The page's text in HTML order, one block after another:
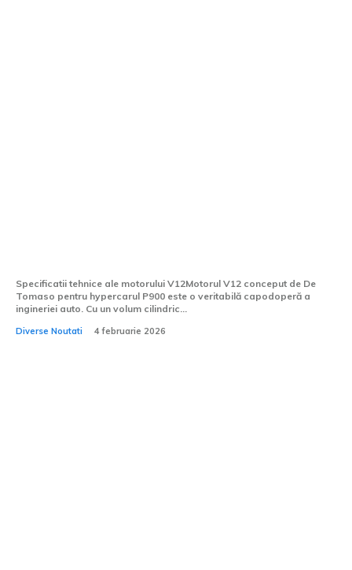
Specificatii tehnice ale motorului V12Motorul V12 conceput de De
Tomaso pentru hypercarul P900 este o veritabilă capodoperă a
ingineriei auto. Cu un volum cilindric...
Diverse Noutati 4 februarie 2026